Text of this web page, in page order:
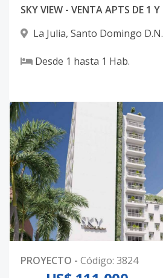
La Julia, Santo Domingo D.N.
Desde 1 hasta 1 Hab.
PROYECTO - Código: 3824